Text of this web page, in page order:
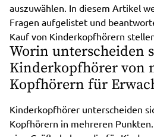
auszuwählen. In diesem Artikel
Fragen aufgelistet und
Kauf von Kinderkopfhörern
Worin unterscheiden
Kinderkopfhörer von
Kopfhörern für
Kinderkopfhörer unterscheiden
Kopfhörern in mehreren